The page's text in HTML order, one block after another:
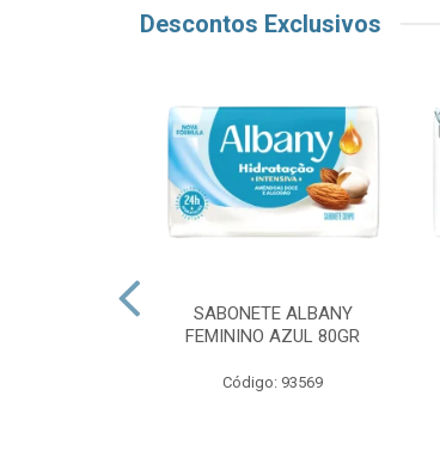
Descontos Exclusivos
SABONETE ALBANY
FEMININO AZUL 80GR
Código: 93569